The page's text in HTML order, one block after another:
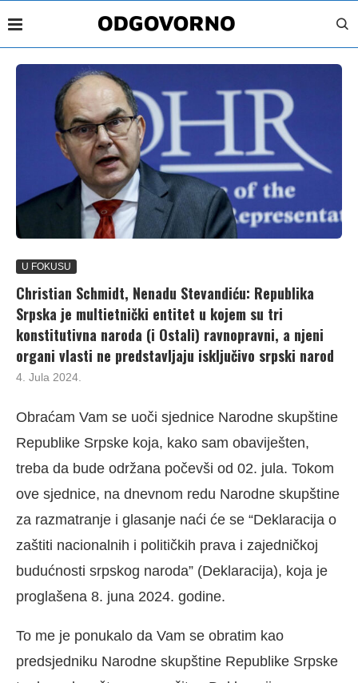
U FOKUSU
Christian Schmidt, Nenadu Stevandiću: Republika
Srpska je multietnički entitet u kojem su tri
konstitutivna naroda (i Ostali) ravnopravni, a njeni
organi vlasti ne predstavljaju isključivo srpski narod
4. Jula 2024.
Obraćam Vam se uoči sjednice Narodne skupštine
Republike Srpske koja, kako sam obaviješten,
treba da bude održana počevši od 02. jula. Tokom
ove sjednice, na dnevnom redu Narodne skupštine
za razmatranje i glasanje naći će se “Deklaracija o
zaštiti nacionalnih i političkih prava i zajedničkoj
budućnosti srpskog naroda” (Deklaracija), koja je
proglašena 8. juna 2024. godine.
To me je ponukalo da Vam se obratim kao
predsjedniku Narodne skupštine Republike Srpske